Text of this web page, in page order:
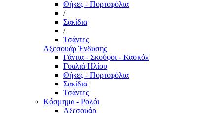
Θήκες - Πορτοφόλια
/
Σακίδια
/
Τσάντες
Αξεσουάρ Ένδυσης
Γάντια - Σκούφοι - Κασκόλ
Γυαλιά Ηλίου
Θήκες - Πορτοφόλια
Σακίδια
Τσάντες
Κόσμημα - Ρολόι
Αξεσουάρ